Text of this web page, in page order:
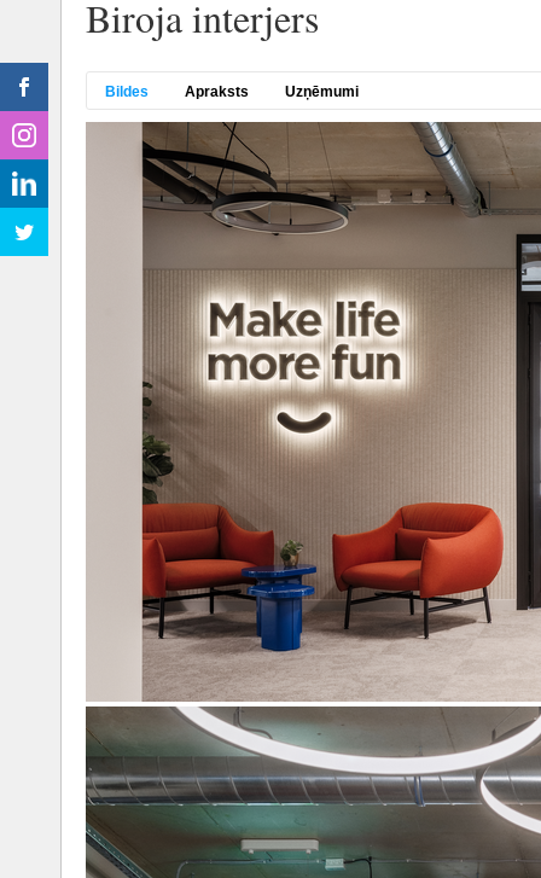
Biroja interjers
Bildes Apraksts Uzņēmumi